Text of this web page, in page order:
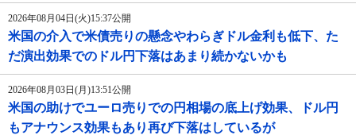
2026年08月04日(火)15:37公開
米国の介入で米債売りの懸念やわらぎドル金利も低下、た
だ演出効果でのドル円下落はあまり続かないかも
2026年08月03日(月)13:51公開
米国の助けでユーロ売りでの円相場の底上げ効果、ドル円
もアナウンス効果もあり再び下落はしているが